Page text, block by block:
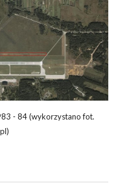
- 84 (wykorzystano fot.